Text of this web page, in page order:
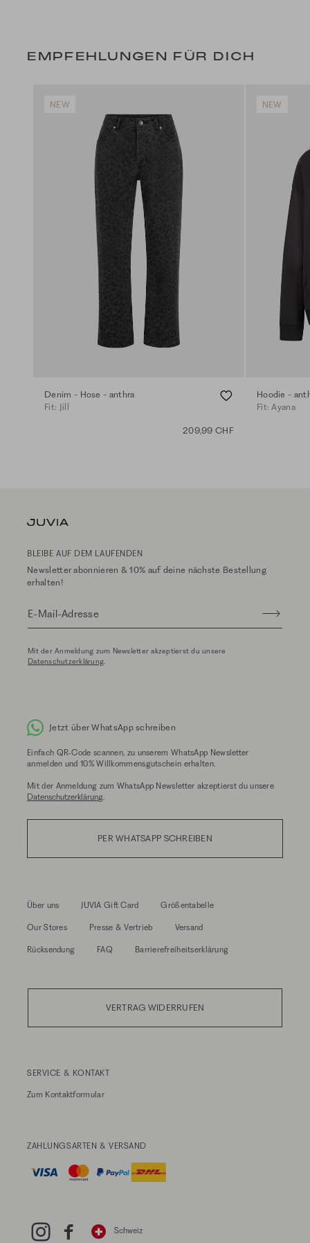
EMPFEHLUNGEN FÜR DICH
NEW
Denim - Hose - anthra
Fit: Jill
209,99 CHF
NEW
Hoodie -
Fit: Ayana
BLEIBE AUF DEM LAUFENDEN
Newsletter abonnieren & 10% auf deine nächste Bestellung
erhalten!
E-Mail-Adresse
Mit der Anmeldung zum Newsletter akzeptierst du unsere
Datenschutzerklärung.
Jetzt über WhatsApp schreiben
Einfach QR-Code scannen, zu unserem WhatsApp Newsletter
anmelden und 10% Willkommensgutschein erhalten.
Mit der Anmeldung zum WhatsApp Newsletter akzeptierst du unsere
Datenschutzerklärung
PER WHATSAPP SCHREIBEN
Über uns JUVIA Gift Card Größentabelle
Our Stores Presse & Vertrieb Versand
Rücksendung FAQ Barrierefreiheitserklärung
VERTRAG WIDERRUFEN
SERVICE & KONTAKT
Zum Kontaktformular
ZAHLUNGSARTEN & VERSAND
Schweiz